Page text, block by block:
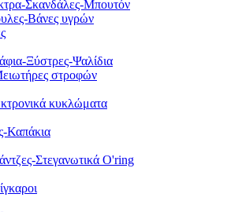
Σκανδάλες-Μπουτόν
Βάνες υγρών
Ξύστρες-Ψαλίδια
στροφών
κυκλώματα
Καπάκια
Στεγανωτικά O'ring